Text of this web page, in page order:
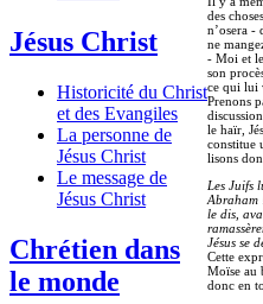
Jésus Christ
Historicité du Christ
et des Evangiles
La personne de
Jésus Christ
Le message de
Jésus Christ
Chrétien dans
le monde
des
n’osera -
ne
- Moi et
son
ce qui lui
Prenons
le haïr,
constitue
lisons
Les Juifs
Abraham
le dis,
Jésus se
Cette
Moïse au
donc en